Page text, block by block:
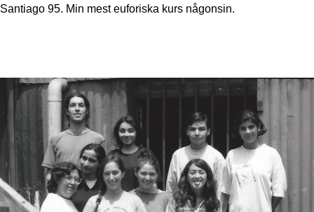
Santiago 95. Min mest euforiska kurs någonsin.